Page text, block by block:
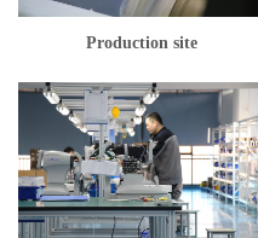
Production site